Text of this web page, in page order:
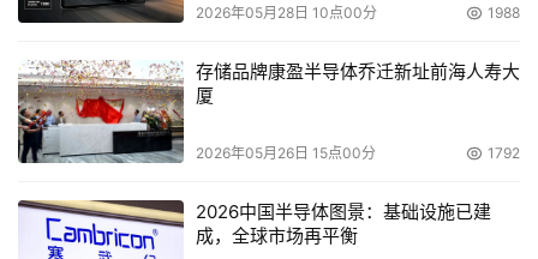
2026年05月28日 10点00分 1988
存储品牌康盈半导体乔迁新址前海人寿大
厦
2026年05月26日 15点00分 1792
2026中国半导体图景：基础设施已建
成，全球市场再平衡